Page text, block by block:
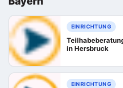
EINRICHTUNG
in Hersbruck
EINRICHTUNG